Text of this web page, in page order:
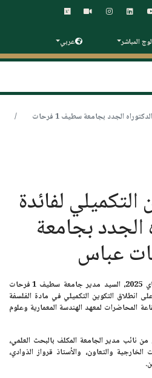
المباشر عربي
انطلاق التكوين التكميلي لفائدة طلبة الدكتوراه الجدد بجامعة سطيف 1 فرحات
لفائدة
الجدد بجامعة
، السيد مدير جامعة سطيف 1 فرحات
انطلاق التكوين التكميلي في مادة الفلسفة
المحاضرات لمعهد الهندسة المعمارية وعلوم
نائب مدير الجامعة المكلف بالبحث العلمي،
الخارجية والتعاون، والأستاذ قرواز الذوادي،